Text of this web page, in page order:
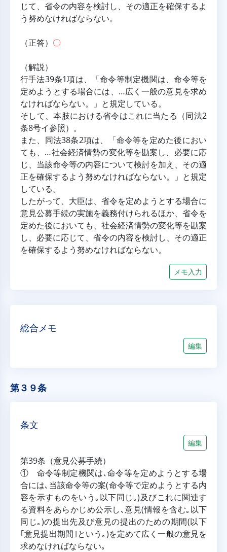
じて、省令の内容を検討し、その適正を確保するよ
う努めなければならない。
（正答） 〇
（解説）
行手法39条1項は、「命令等制定機関は、命令等を
定めようとする場合には、…広く一般の意見を求め
なければならない。」と規定している。
そして、本肢における省令はこれに当たる（同法2
条8号イ参照）。
また、同法38条2項は、「命令等を定めた後におい
ても、…社会経済情勢の変化等を勘案し、必要に応
じ、当該命令等の内容について検討を加え、その適
正を確保するよう努めなければならない。」と規定
している。
したがって、大臣は、省令を定めようとする場合に
意見公募手続の実施を義務付けられるほか、省令を
定めた後においても、社会経済情勢の変化等を勘案
し、必要に応じて、省令の内容を検討し、その適正
を確保するよう努めなければならない。
メモ入力
総合メモ
編集
第３９条
条文
編集
第39条（意見公募手続）
① 命令等制定機関は､命令等を定めようとする場
合には､当該命令等の案(命令等で定めようとする内
容を示すものをいう｡以下同じ｡)及びこれに関連す
る資料をあらかじめ公示し､意見(情報を含む｡以下
同じ｡)の提出先及び意見の提出のための期間(以下
｢意見提出期間｣という｡)を定めて広く一般の意見を
求めなければならない｡